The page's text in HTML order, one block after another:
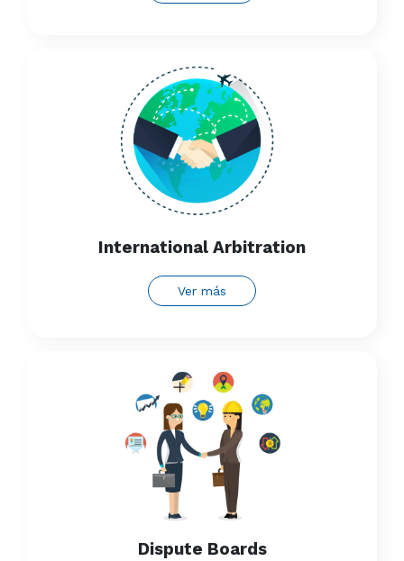
International Arbitration
Ver más
Dispute Boards